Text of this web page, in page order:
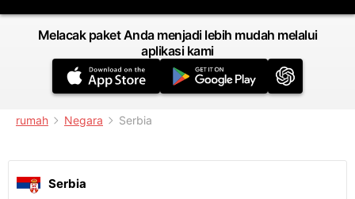
Melacak paket Anda menjadi lebih mudah melalui
aplikasi kami
rumah Negara Serbia
Serbia